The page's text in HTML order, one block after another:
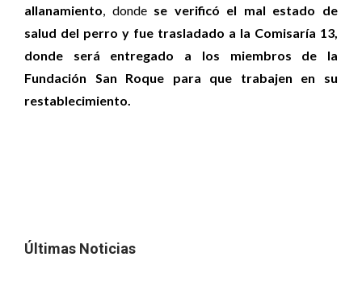
allanamiento, donde se verificó el mal estado de
salud del perro y fue trasladado a la Comisaría 13,
donde será entregado a los miembros de la
Fundación San Roque para que trabajen en su
restablecimiento.
Últimas Noticias